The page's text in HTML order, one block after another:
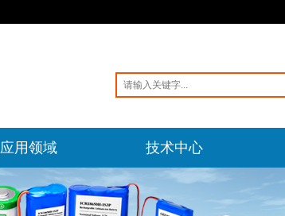
应用领域 技术中心